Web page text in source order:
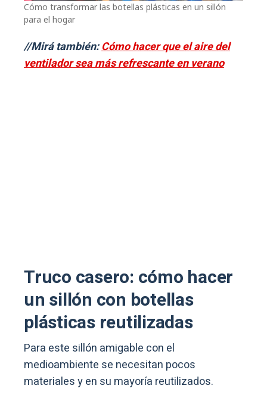
Cómo transformar las botellas plásticas en un sillón
para el hogar
//Mirá también:Cómo hacer que el aire del
ventilador sea más refrescante en verano
Truco casero: cómo hacer
un sillón con botellas
plásticas reutilizadas
Para este sillón amigable con el
medioambiente se necesitan pocos
materiales y en su mayoría reutilizados.